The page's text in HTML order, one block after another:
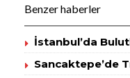
Benzer haberler
İstanbul’da
Sancaktepe’de